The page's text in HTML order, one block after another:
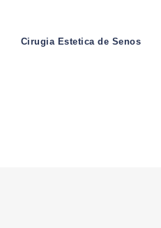
Cirugia Estetica de Senos